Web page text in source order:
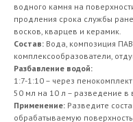
водного камня на
продления срока службы
восков, кварцев и керамик.
Состав: Вода, композиция
комплексообразователи,
Разбавление водой:
1:7-1:10 – через пенокомплект
50 мл на 10 л – разведение в
Применение: Разведите
обрабатываемую